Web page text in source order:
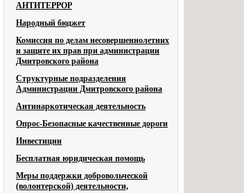
АНТИТЕРРОР
Народный бюджет
Комиссия по делам несовершеннолетних
и защите их прав при администрации
Дмитровского района
Структурные подразделения
Администрации Дмитровского района
Антинаркотическая деятельность
Опрос-Безопасные качественные дороги
Инвестиции
Бесплатная юридическая помощь
Меры поддержки добровольческой
(волонтерской) деятельности,